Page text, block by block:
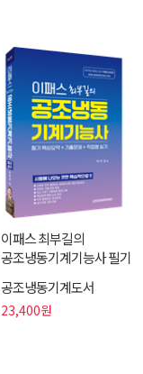
이패스 최부길의
공조냉동기계기능사 필기
공조냉동기계도서
23,400원